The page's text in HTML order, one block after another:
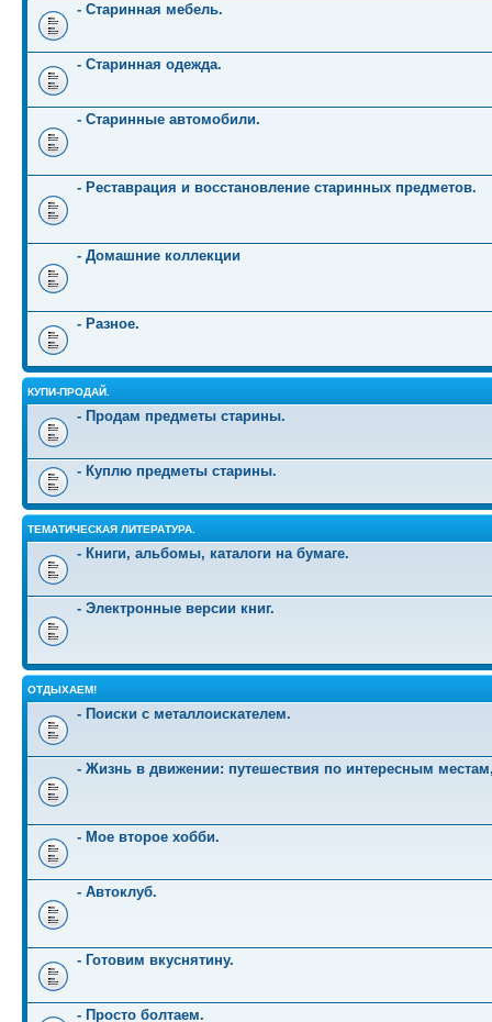
- Старинная мебель.
- Старинная одежда.
- Старинные автомобили.
- Реставрация и восстановление старинных предметов.
- Домашние коллекции
- Разное.
КУПИ-ПРОДАЙ.
- Продам предметы старины.
- Куплю предметы старины.
ТЕМАТИЧЕСКАЯ ЛИТЕРАТУРА.
- Книги, альбомы, каталоги на бумаге.
- Электронные версии книг.
ОТДЫХАЕМ!
- Поиски с металлоискателем.
- Жизнь в движении: путешествия по интересным
- Мое второе хобби.
- Автоклуб.
- Готовим вкуснятину.
- Просто болтаем.